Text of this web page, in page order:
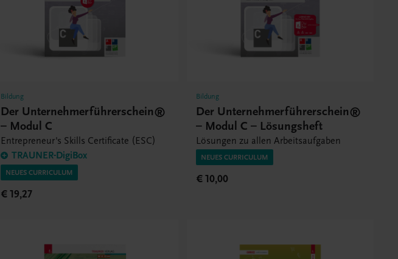
Bildung
Der Unternehmerführerschein®
– Modul C
Entrepreneur's Skills Certificate (ESC)
TRAUNER-DigiBox
NEUES CURRICULUM
€ 19,27
Bildung
Der Unternehmerführerschein®
– Modul C – Lösungsheft
Lösungen zu allen Arbeitsaufgaben
NEUES CURRICULUM
€ 10,00